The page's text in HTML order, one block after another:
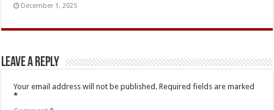
December 1, 2025
Leave a Reply
Your email address will not be published. Required fields are marked
*